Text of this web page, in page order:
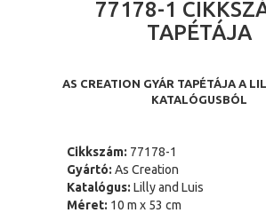
77178-1
TAPÉTÁJA
AS CREATION GYÁR TAPÉTÁJA A
KATALÓGUSBÓL
Cikkszám: 77178-1
Gyártó: As Creation
Katalógus: Lilly and Luis
Méret: 10 m x 53 cm